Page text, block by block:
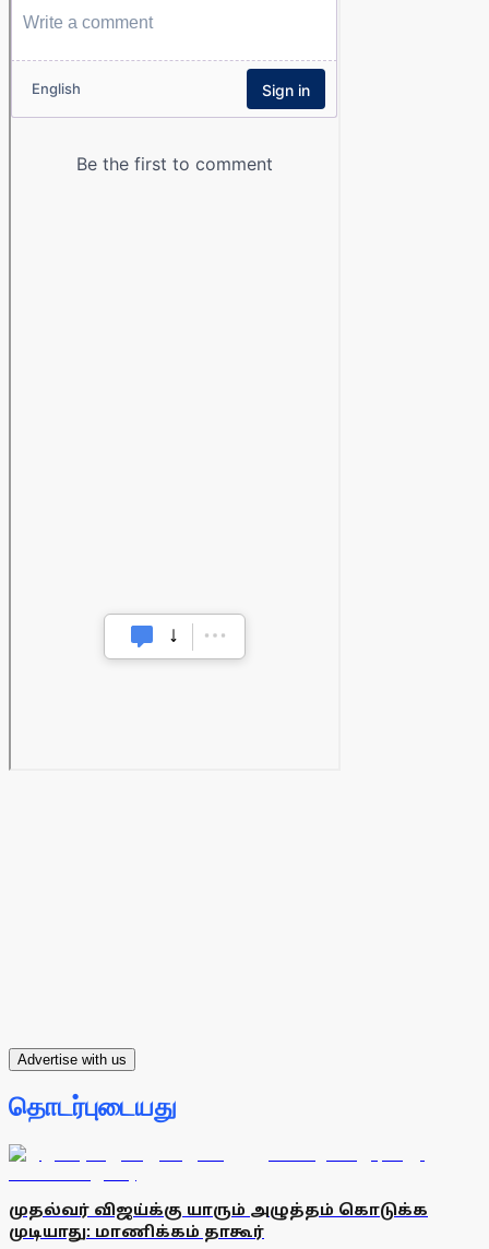
Advertise with us
தொடர்புடையது
முதல்வர் விஜய்க்கு யாரும் அழுத்தம் கொடுக்க
முடியாது: மாணிக்கம் தாகூர்